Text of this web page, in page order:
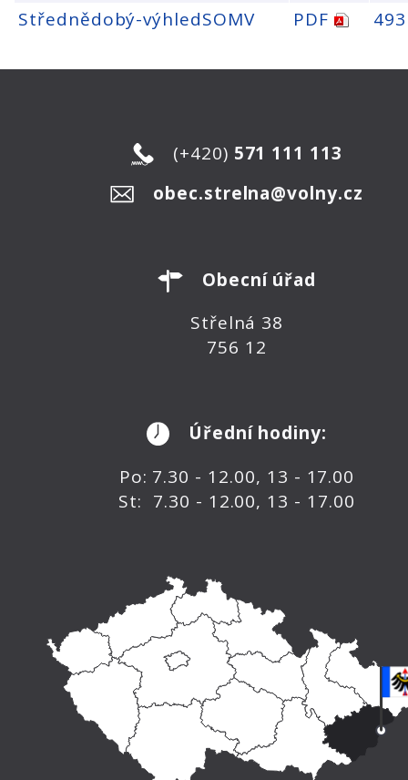
Střednědobý-výhledSOMV
PDF
(+420) 571 111 113
obec.strelna@volny.cz
Obecní úřad
Střelná 38
756 12
Úřední hodiny:
Po: 7.30 - 12.00, 13 - 17.00
St: 7.30 - 12.00, 13 - 17.00